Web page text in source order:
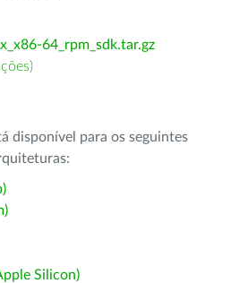
64_rpm_sdk.tar.gz
)
disponível para os seguintes
Silicon)